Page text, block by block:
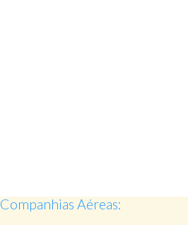
Companhias Aéreas: